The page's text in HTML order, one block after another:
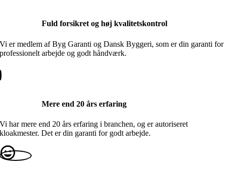
Fuld forsikret og høj kvalitetskontrol
Vi er medlem af Byg Garanti og Dansk Byggeri, som er din garanti for
professionelt arbejde og godt håndværk.
Mere end 20 års erfaring
Vi har mere end 20 års erfaring i branchen, og er autoriseret
kloakmester. Det er din garanti for godt arbejde.